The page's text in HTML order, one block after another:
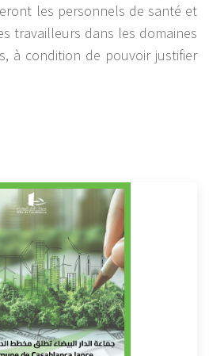
les personnels de santé et
travailleurs dans les domaines
à condition de pouvoir justifier